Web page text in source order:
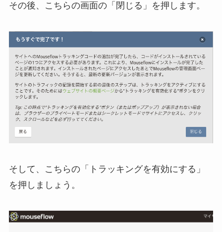
その後、こちらの画面の「閉じる」を押します。
そして、こちらの「トラッキングを有効にする」
を押しましょう。